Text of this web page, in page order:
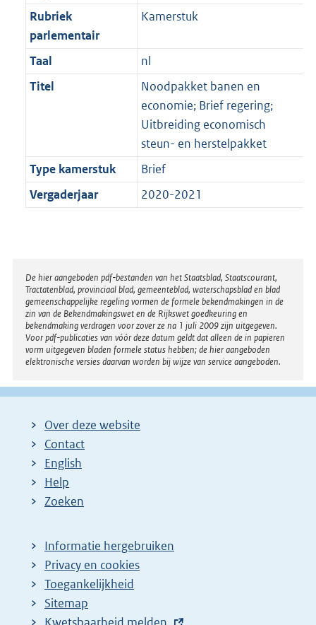
Rubriek
parlementair
Kamerstuk
Taal
nl
Titel
Noodpakket banen en
economie; Brief regering;
Uitbreiding economisch
steun- en herstelpakket
Type kamerstuk
Brief
Vergaderjaar
2020-2021
Disclaimer
De hier aangeboden pdf-bestanden van het Staatsblad, Staatscourant,
Tractatenblad, provinciaal blad, gemeenteblad, waterschapsblad en blad
gemeenschappelijke regeling vormen de formele bekendmakingen in de
zin van de Bekendmakingswet en de Rijkswet goedkeuring en
bekendmaking verdragen voor zover ze na 1 juli 2009 zijn uitgegeven.
Voor pdf-publicaties van vóór deze datum geldt dat alleen de in papieren
vorm uitgegeven bladen formele status hebben; de hier aangeboden
elektronische versies daarvan worden bij wijze van service aangeboden.
Over deze website
Contact
English
Help
Zoeken
Informatie hergebruiken
Privacy en cookies
Toegankelijkheid
Sitemap
E
Kwetsbaarheid melden